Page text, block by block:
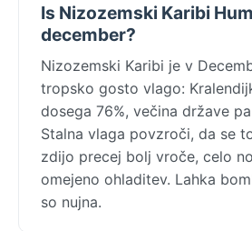
Is Nizozemski Karibi
december?
Nizozemski Karibi je v
tropsko gosto vlago:
dosega 76%, večina države
Stalna vlaga povzroči, da se
zdijo precej bolj vroče, celo
omejeno ohladitev. Lahka
so nujna.